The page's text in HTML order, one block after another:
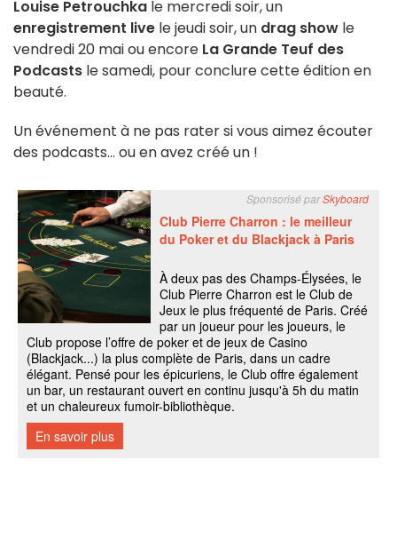
Louise Petrouchka le mercredi soir, un
enregistrement live le jeudi soir, un drag show le
vendredi 20 mai ou encore La Grande Teuf des
Podcasts le samedi, pour conclure cette édition en
beauté.
Un événement à ne pas rater si vous aimez écouter
des podcasts... ou en avez créé un !